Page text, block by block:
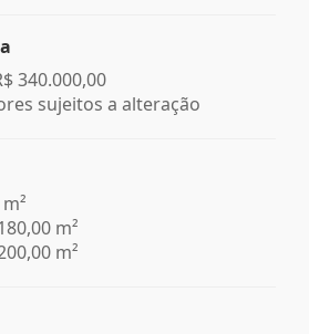
340.000,00
sujeitos a alteração
m²
m²